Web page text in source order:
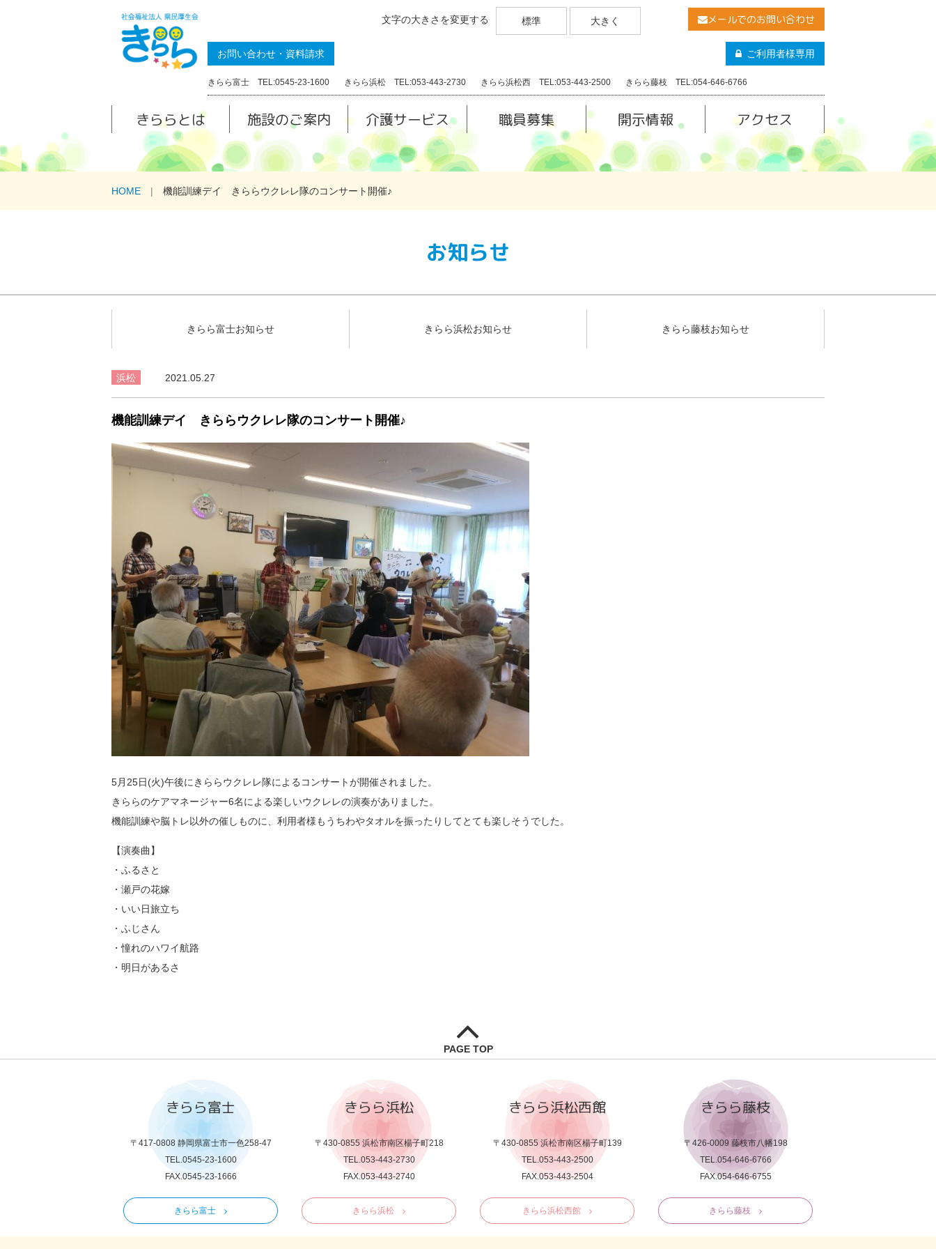
文字の大きさを変更する 標準 大きく メールでのお問い合わせ
お問い合わせ・資料請求 ご利用者様専用
きらら富士 TEL:0545-23-1600 きらら浜松 TEL:053-443-2730 きらら浜松西 TEL:053-443-2500 きらら藤枝 TEL:054-646-6766
きららとは 施設のご案内 介護サービス 職員募集 開示情報 アクセス
HOME 機能訓練デイ きららウクレレ隊のコンサート開催♪
お知らせ
きらら富士お知らせ きらら浜松お知らせ きらら藤枝お知らせ
浜松 2021.05.27
機能訓練デイ きららウクレレ隊のコンサート開催♪
5月25日(火)午後にきららウクレレ隊によるコンサートが開催されました。
きららのケアマネージャー6名による楽しいウクレレの演奏がありました。
機能訓練や脳トレ以外の催しものに、利用者様もうちわやタオルを振ったりしてとても楽しそうでした。
【演奏曲】
・ふるさと
・瀬戸の花嫁
・いい日旅立ち
・ふじさん
・憧れのハワイ航路
・明日があるさ
PAGE TOP
きらら富士
〒417-0808 静岡県富士市一色258-47
TEL.0545-23-1600
FAX.0545-23-1666
きらら富士
きらら浜松
〒430-0855 浜松市南区楊子町218
TEL.053-443-2730
FAX.053-443-2740
きらら浜松
きらら浜松西館
〒430-0855 浜松市南区楊子町139
TEL.053-443-2500
FAX.053-443-2504
きらら浜松西館
きらら藤枝
〒426-0009 藤枝市八幡198
TEL.054-646-6766
FAX.054-646-6755
きらら藤枝